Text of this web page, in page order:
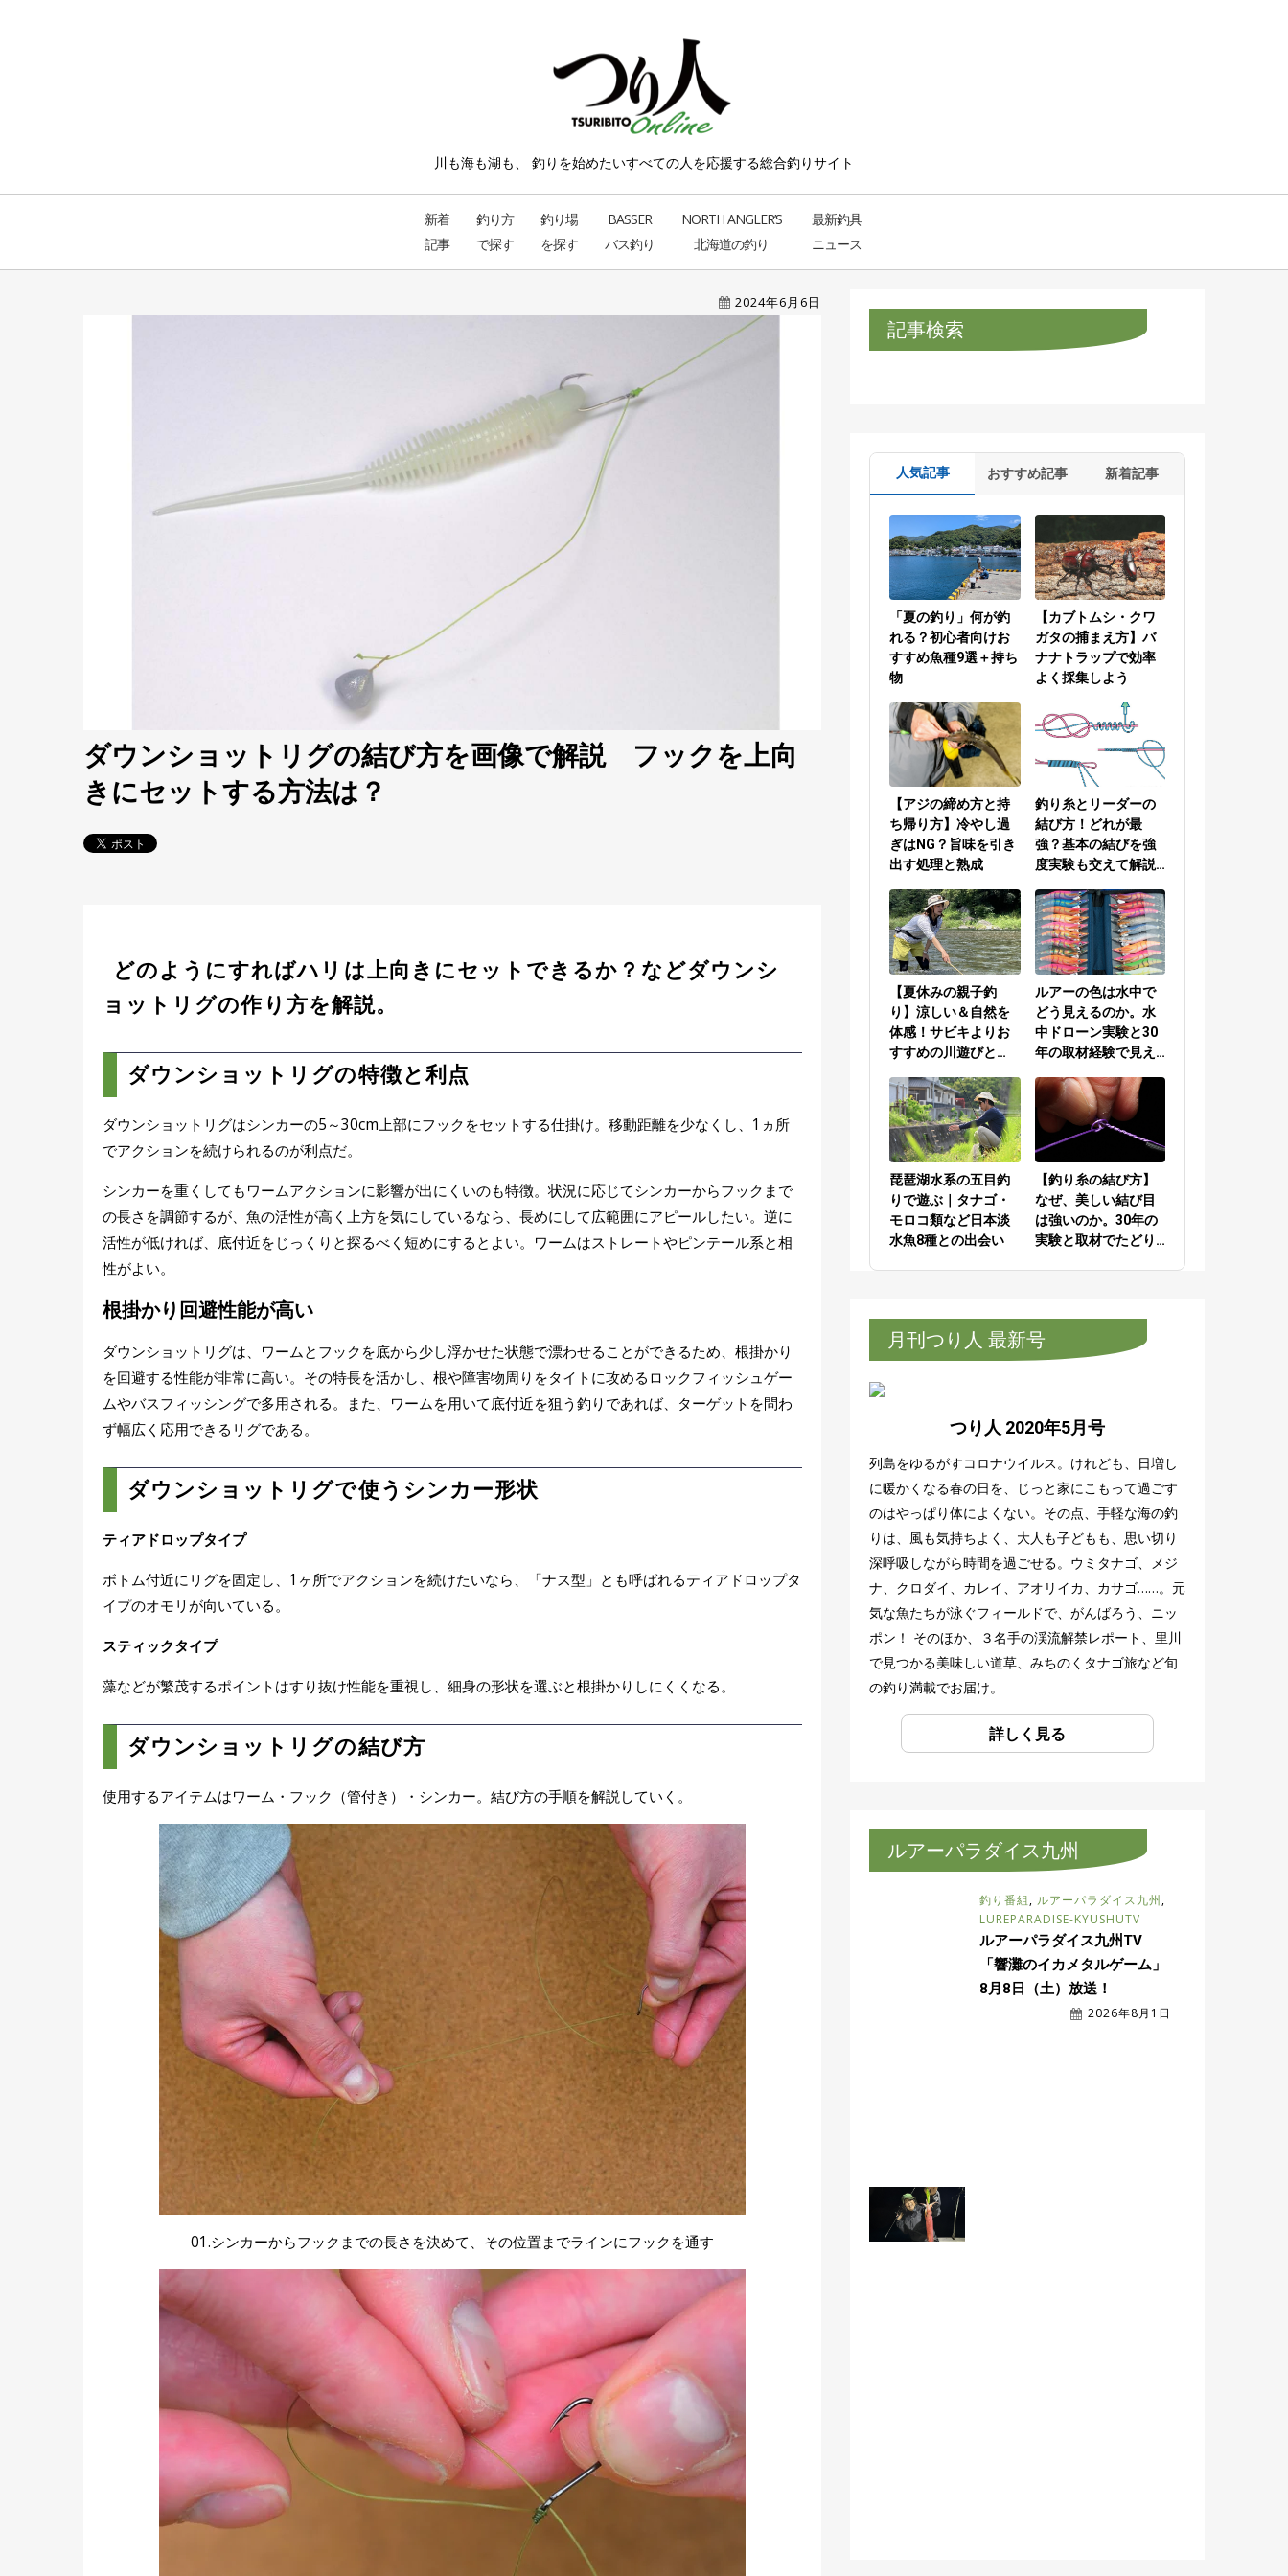
川も海も湖も、 釣りを始めたいすべての人を応援する総合釣りサイト
新着
記事
釣り方
で探す
釣り場
を探す
BASSER
バス釣り
NORTH ANGLER’S
北海道の釣り
最新釣具
ニュース
2024年6月6日
ダウンショットリグの結び方を画像で解説 フックを上向
きにセットする方法は？
どのようにすればハリは上向きにセットできるか？などダウンシ
ョットリグの作り方を解説。
ダウンショットリグの特徴と利点
ダウンショットリグはシンカーの5～30cm上部にフックをセットする仕掛け。移動距離を少なくし、1ヵ所
でアクションを続けられるのが利点だ。
シンカーを重くしてもワームアクションに影響が出にくいのも特徴。状況に応じてシンカーからフックまで
の長さを調節するが、魚の活性が高く上方を気にしているなら、長めにして広範囲にアピールしたい。逆に
活性が低ければ、底付近をじっくりと探るべく短めにするとよい。ワームはストレートやピンテール系と相
性がよい。
根掛かり回避性能が高い
ダウンショットリグは、ワームとフックを底から少し浮かせた状態で漂わせることができるため、根掛かり
を回避する性能が非常に高い。その特長を活かし、根や障害物周りをタイトに攻めるロックフィッシュゲー
ムやバスフィッシングで多用される。また、ワームを用いて底付近を狙う釣りであれば、ターゲットを問わ
ず幅広く応用できるリグである。
ダウンショットリグで使うシンカー形状
ティアドロップタイプ
ボトム付近にリグを固定し、1ヶ所でアクションを続けたいなら、「ナス型」とも呼ばれるティアドロップタ
イプのオモリが向いている。
スティックタイプ
藻などが繁茂するポイントはすり抜け性能を重視し、細身の形状を選ぶと根掛かりしにくくなる。
ダウンショットリグの結び方
使用するアイテムはワーム・フック（管付き）・シンカー。結び方の手順を解説していく。
01.シンカーからフックまでの長さを決めて、その位置までラインにフックを通す
記事検索
人気記事 おすすめ記事 新着記事
「夏の釣り」何が釣
れる？初心者向けお
すすめ魚種9選＋持ち
物
【カブトムシ・クワ
ガタの捕まえ方】バ
ナナトラップで効率
よく採集しよう
【アジの締め方と持
ち帰り方】冷やし過
ぎはNG？旨味を引き
出す処理と熟成
釣り糸とリーダーの
結び方！どれが最
強？基本の結びを強
度実験も交えて解説
ーの結び方編
【夏休みの親子釣
り】涼しい＆自然を
体感！サビキよりお
すすめの川遊びと
ルアーの色は水中で
どう見えるのか。水
中ドローン実験と30
年の取材経験で見え
琵琶湖水系の五目釣
りで遊ぶ｜タナゴ・
モロコ類など日本淡
水魚8種との出会い
【釣り糸の結び方】
なぜ、美しい結び目
は強いのか。30年の
実験と取材でたどり
月刊つり人 最新号
つり人 2020年5月号
列島をゆるがすコロナウイルス。けれども、日増し
に暖かくなる春の日を、じっと家にこもって過ごす
のはやっぱり体によくない。その点、手軽な海の釣
りは、風も気持ちよく、大人も子どもも、思い切り
深呼吸しながら時間を過ごせる。ウミタナゴ、メジ
ナ、クロダイ、カレイ、アオリイカ、カサゴ……。元
気な魚たちが泳ぐフィールドで、がんばろう、ニッ
ポン！ そのほか、３名手の渓流解禁レポート、里川
で見つかる美味しい道草、みちのくタナゴ旅など旬
の釣り満載でお届け。
詳しく見る
ルアーパラダイス九州
釣り番組, ルアーパラダイス九州,
LUREPARADISE-KYUSHUTV
ルアーパラダイス九州TV
「響灘のイカメタルゲーム」
8月8日（土）放送！
2026年8月1日